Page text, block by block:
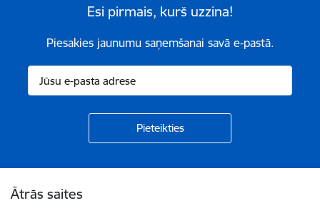
Esi pirmais, kurš uzzina!
Piesakies jaunumu saņemšanai savā e-pastā.
Ātrās saites